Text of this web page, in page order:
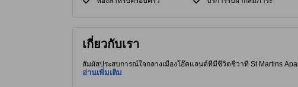
เกี่ยวกับเรา
สัมผัสประสบการณ์ใจกลางเมืองโอ๊คแลนด์ที่มีชีวิตชีวาที่ St Martins
ท่องเที่ยวอันโดดเด่น สถานบันเทิงยามค่ำคืน และร้านอาหารได้อย่างง่า
อ่านเพิ่มเติม